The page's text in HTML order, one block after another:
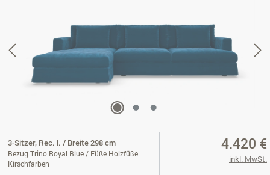
3-Sitzer, Rec. l. / Breite 298 cm
Bezug Trino Royal Blue / Füße Holzfüße
Kirschfarben
4.420 €
inkl. MwSt.